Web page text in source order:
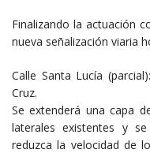
Finalizando la actuación
nueva señalización viaria
Calle Santa Lucía
Cruz.
Se extenderá una capa
laterales existentes y
reduzca la velocidad de